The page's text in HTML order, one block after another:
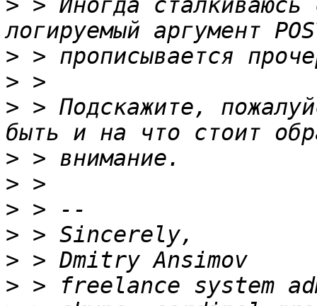
> > Иногда
>
>
> > Подскажите,
>
>
>
>
>
>